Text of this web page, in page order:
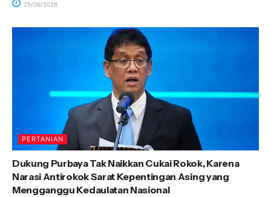
29/06/2026
PERTANIAN
Dukung Purbaya Tak Naikkan Cukai Rokok, Karena
Narasi Antirokok Sarat Kepentingan Asing yang
Mengganggu Kedaulatan Nasional